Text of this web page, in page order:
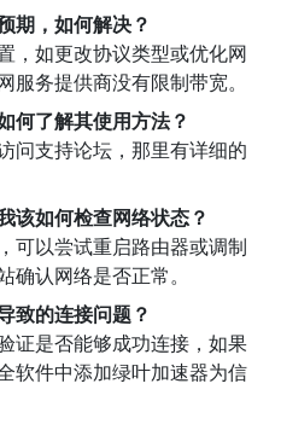
期，如何解决？
，如更改协议类型或优化网
务提供商没有限制带宽。
何了解其使用方法？
问支持论坛，那里有详细的
该如何检查网络状态？
可以尝试重启路由器或调制
认网络是否正常。
致的连接问题？
证是否能够成功连接，如果
软件中添加绿叶加速器为信